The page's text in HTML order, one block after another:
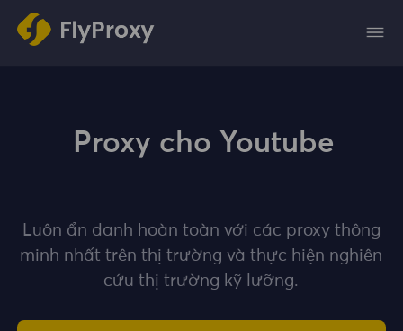
Proxy cho Youtube
Luôn ẩn danh hoàn toàn với các proxy thông
minh nhất trên thị trường và thực hiện nghiên
cứu thị trường kỹ lưỡng.